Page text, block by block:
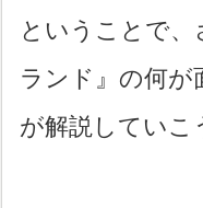
ということで
ランド』の何が
が解説していこ